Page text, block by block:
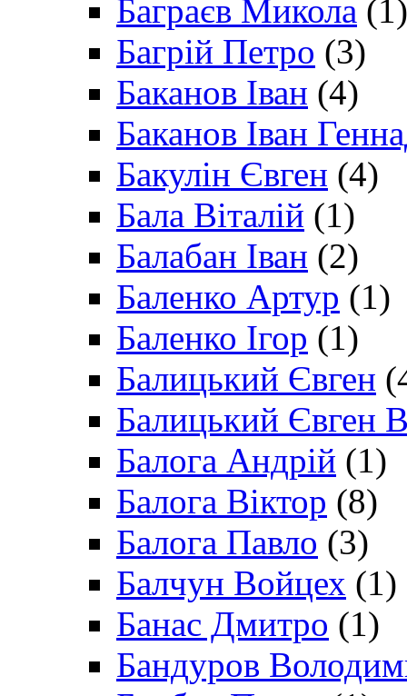
Баграєв Микола (1)
Багрій Петро (3)
Баканов Іван (4)
Баканов Іван
Бакулін Євген (4)
Бала Віталій (1)
Балабан Іван (2)
Баленко Артур (1)
Баленко Ігор (1)
Балицький Євген
Балицький Євген
Балога Андрій (1)
Балога Віктор (8)
Балога Павло (3)
Балчун Войцех (1)
Банас Дмитро (1)
Бандуров